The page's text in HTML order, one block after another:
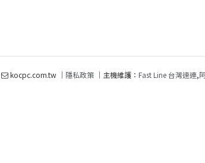
kocpc.com.tw ｜ 隱私政策 ｜主機維護： Fast Line 台灣速連,